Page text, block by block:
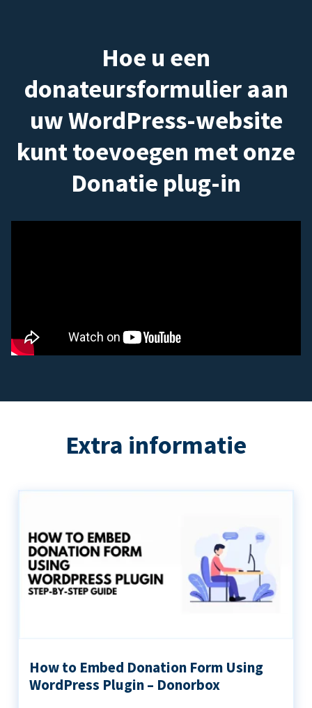
Hoe u een
donateursformulier aan
uw WordPress-website
kunt toevoegen met onze
Donatie plug-in
Extra informatie
How to Embed Donation Form Using
WordPress Plugin – Donorbox